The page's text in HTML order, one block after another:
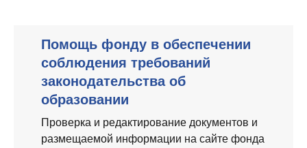
Помощь фонду в обеспечении
соблюдения требований
законодательства об
образовании
Проверка и редактирование документов и
размещаемой информации на сайте фонда